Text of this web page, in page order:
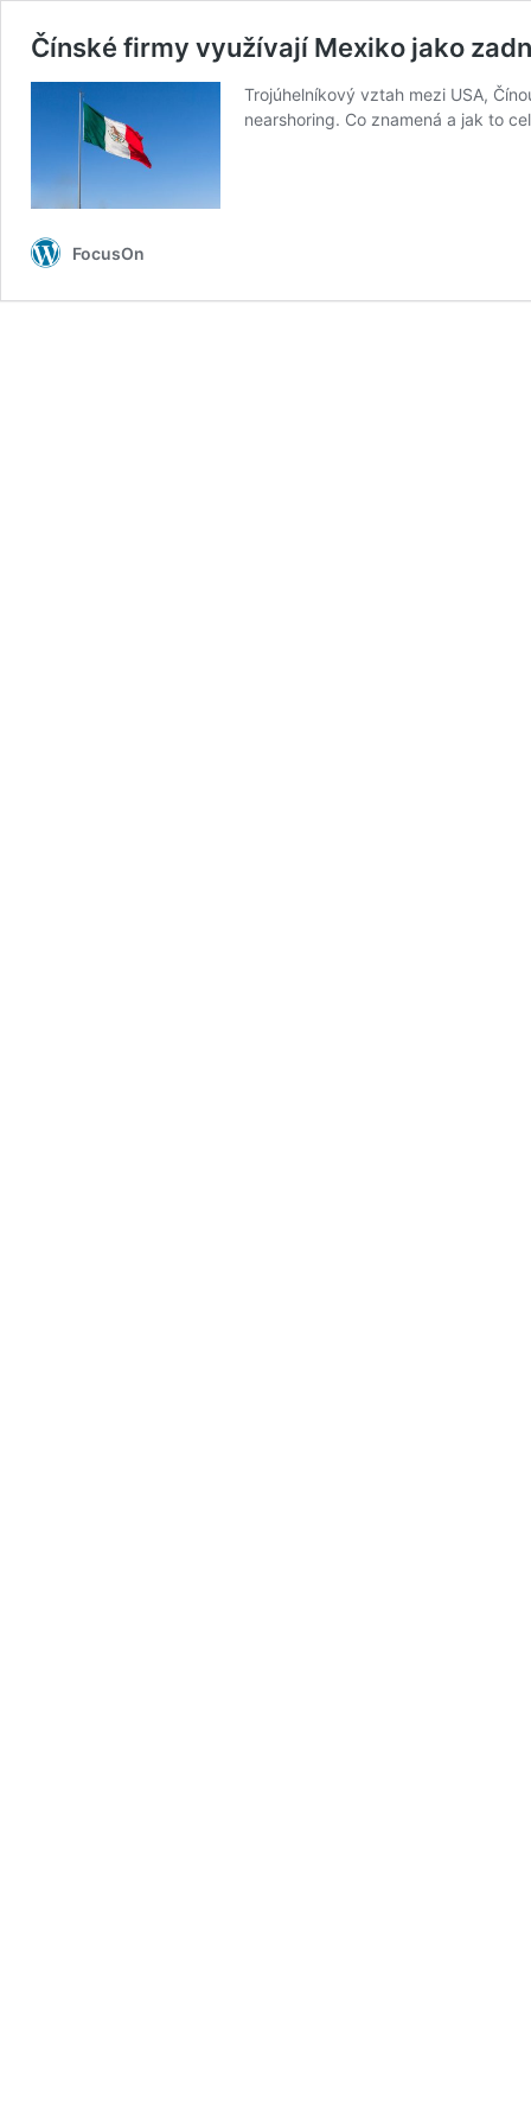
Čínské firmy využívají Mexiko jako
Trojúhelníkový vztah mezi USA,
nearshoring. Co znamená a jak to
FocusOn